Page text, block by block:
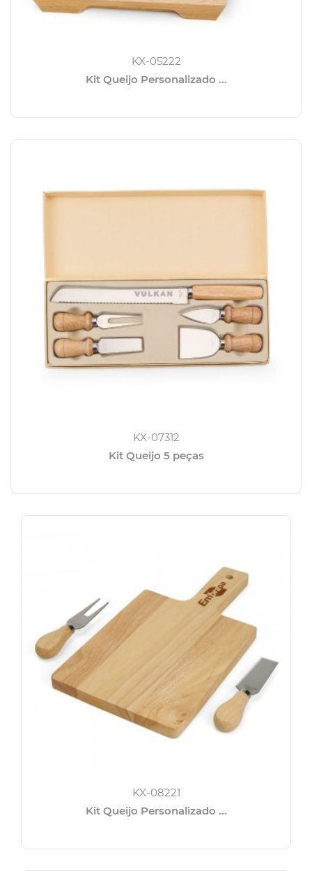
KX-05222
Kit Queijo Personalizado ...
KX-07312
Kit Queijo 5 peças
KX-08221
Kit Queijo Personalizado ...